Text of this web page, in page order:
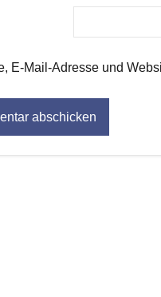
E-Mail-Adresse und